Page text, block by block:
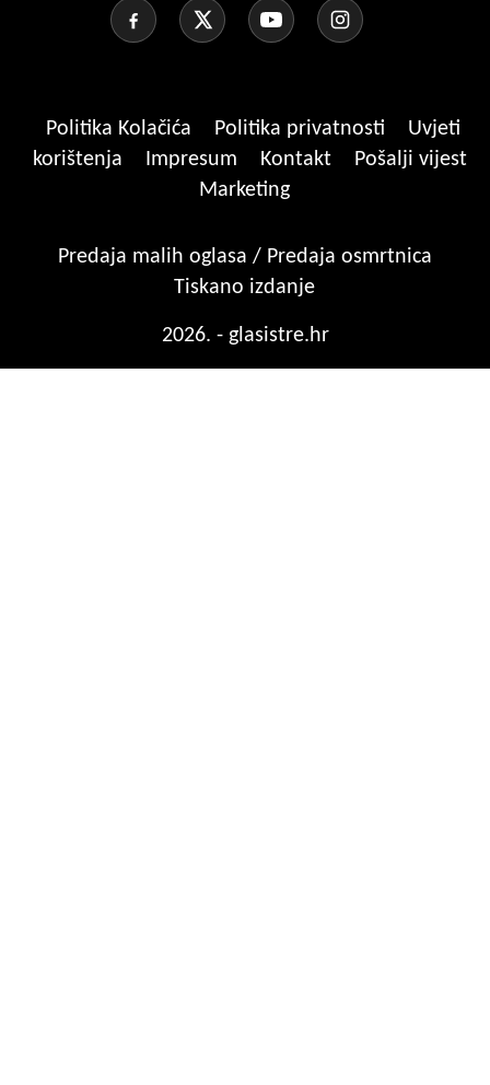
Politika Kolačića Politika privatnosti
Uvjeti
korištenja
Impresum Kontakt
Pošalji vijest
Marketing
Predaja malih oglasa / Predaja osmrtnica
Tiskano izdanje
2026. - glasistre.hr